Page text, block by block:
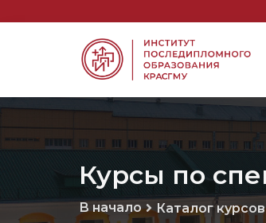
Курсы по
В начало Каталог курсов